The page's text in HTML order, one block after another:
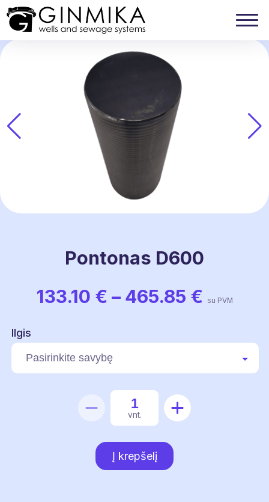
Pontonas D600
133.10 € – 465.85 €Price
su PVM
Ilgis
produkto
Pontonas
D600
vnt.
Į krepšelį